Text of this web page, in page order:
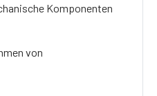
Komponenten
von